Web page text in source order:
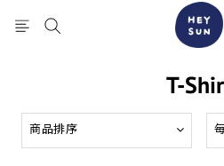
T-
商品排序